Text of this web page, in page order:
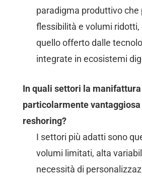
paradigma produttivo che
flessibilità e volumi ridotti,
quello offerto dalle
integrate in ecosistemi
In quali settori la
particolarmente
reshoring?
I settori più adatti sono
volumi limitati, alta
necessità di